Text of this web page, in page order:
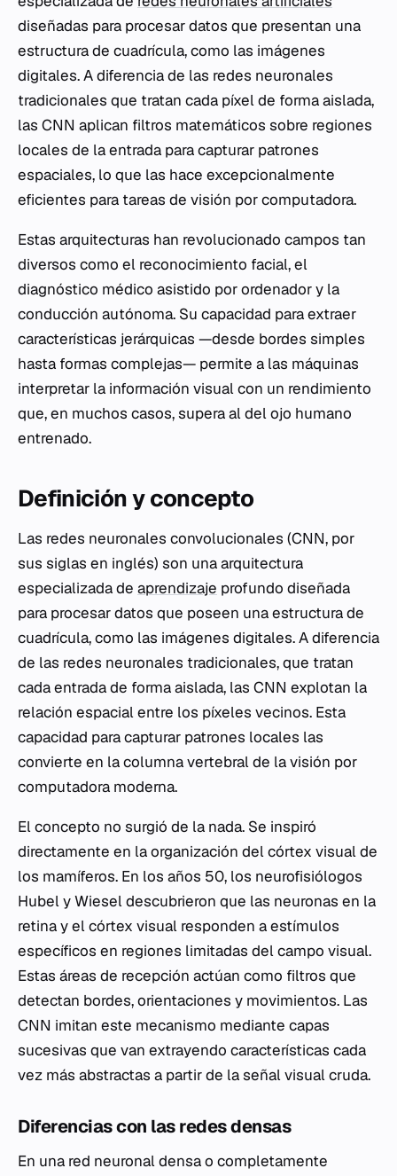
diseñadas para procesar datos que presentan una
estructura de cuadrícula, como las imágenes
digitales. A diferencia de las redes neuronales
tradicionales que tratan cada píxel de forma aislada,
las CNN aplican filtros matemáticos sobre regiones
locales de la entrada para capturar patrones
espaciales, lo que las hace excepcionalmente
eficientes para tareas de visión por computadora.
Estas arquitecturas han revolucionado campos tan
diversos como el reconocimiento facial, el
diagnóstico médico asistido por ordenador y la
conducción autónoma. Su capacidad para extraer
características jerárquicas —desde bordes simples
hasta formas complejas— permite a las máquinas
interpretar la información visual con un rendimiento
que, en muchos casos, supera al del ojo humano
entrenado.
Definición y concepto
Las redes neuronales convolucionales (CNN, por
sus siglas en inglés) son una arquitectura
especializada de aprendizaje profundo diseñada
para procesar datos que poseen una estructura de
cuadrícula, como las imágenes digitales. A diferencia
de las redes neuronales tradicionales, que tratan
cada entrada de forma aislada, las CNN explotan la
relación espacial entre los píxeles vecinos. Esta
capacidad para capturar patrones locales las
convierte en la columna vertebral de la visión por
computadora moderna.
El concepto no surgió de la nada. Se inspiró
directamente en la organización del córtex visual de
los mamíferos. En los años 50, los neurofisiólogos
Hubel y Wiesel descubrieron que las neuronas en la
retina y el córtex visual responden a estímulos
específicos en regiones limitadas del campo visual.
Estas áreas de recepción actúan como filtros que
detectan bordes, orientaciones y movimientos. Las
CNN imitan este mecanismo mediante capas
sucesivas que van extrayendo características cada
vez más abstractas a partir de la señal visual cruda.
Diferencias con las redes densas
En una red neuronal densa o completamente